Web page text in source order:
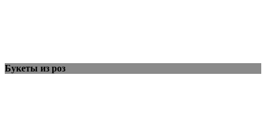
Букеты из роз